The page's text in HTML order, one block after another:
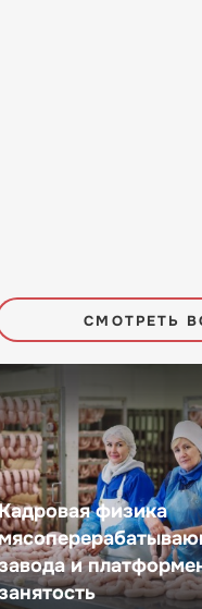
СМОТРЕТЬ
физика
и